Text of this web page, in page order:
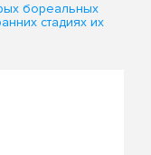
бореальных
стадиях их